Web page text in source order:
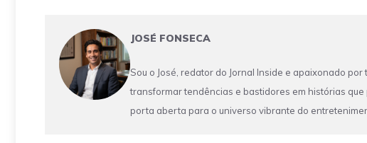
JOSÉ FONSECA
Sou o José, redator do Jornal Inside e apaixonado
transformar tendências e bastidores em histórias
porta aberta para o universo vibrante do